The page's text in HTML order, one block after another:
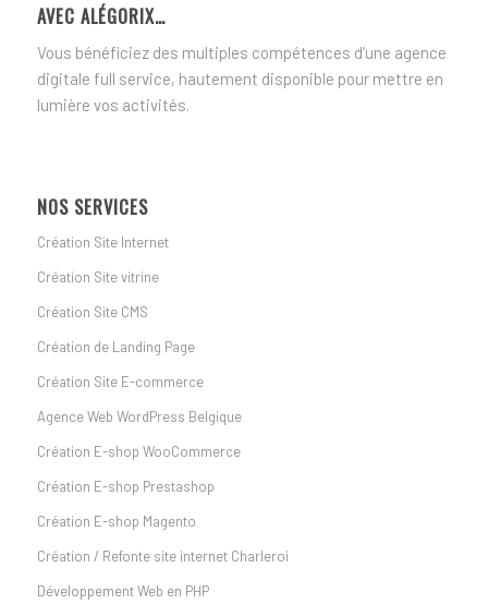
AVEC ALÉGORIX…
Vous bénéficiez des multiples compétences d’une agence
digitale full service, hautement disponible pour mettre en
lumière vos activités.
NOS SERVICES
Création Site Internet
Création Site vitrine
Création Site CMS
Création de Landing Page
Création Site E-commerce
Agence Web WordPress Belgique
Création E-shop WooCommerce
Création E-shop Prestashop
Création E-shop Magento
Création / Refonte site internet Charleroi
Développement Web en PHP